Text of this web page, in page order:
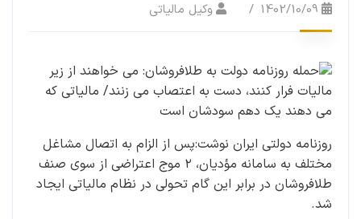
1402/10/09 وکیل مالیاتی
روزنامه دولتی ایران نوشت:پس از الزام به اتصال مشاغل
مختلف به سامانه مؤدیان، ۲ موج اعتراضی از سوی صنف
طلافروشان در برابر این گام تحولی در نظام مالیاتی ایجاد
شد.